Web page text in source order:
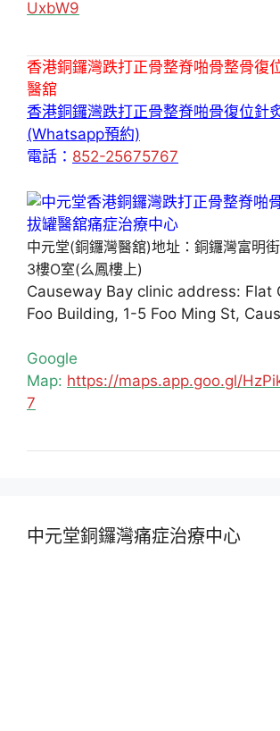
UxbW9
香港銅鑼灣跌打正骨整脊啪骨整骨復
醫舘
香港銅鑼灣跌打正骨整脊啪骨復位針
(Whatsapp預約)
電話： 852-25675767
中元堂(銅鑼灣醫舘)地址：銅鑼灣富明
3樓O室(么鳳樓上)
Causeway Bay clinic address: Flat
Foo Building, 1-5 Foo Ming St,
Google
Map: https://maps.app.goo.gl/
7
中元堂銅鑼灣痛症治療中心